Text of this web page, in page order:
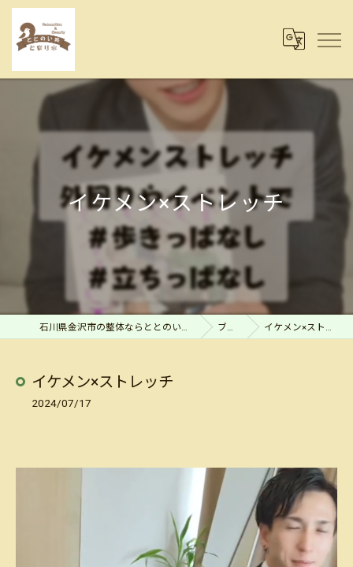
イケメン×ストレッチ
石川県金沢市の整体ならととのい処とまり木 ブログ イケメン×ストレッチ
イケメン×ストレッチ
2024/07/17